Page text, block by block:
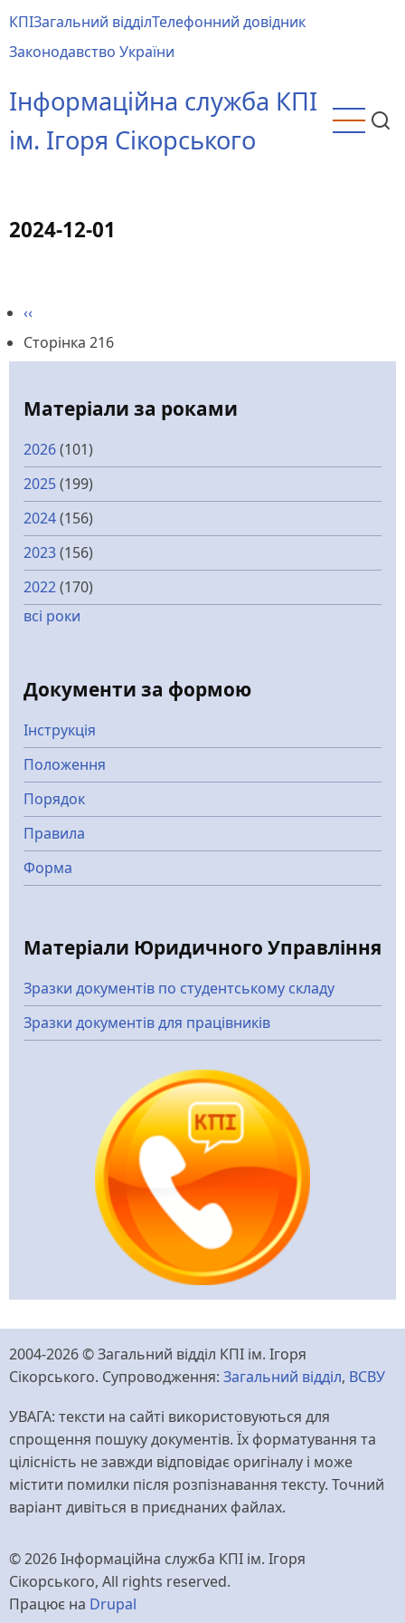
до
основного
КПІЗагальний відділТелефонний довідник
Законодавство України
Інформаційна служба КПІ
ім. Ігоря Сікорського
2024-12-01
на
Попередня
сторінка
‹‹
Сторінка 216
Матеріали за роками
2026(101)
2025(199)
2024(156)
2023(156)
2022(170)
всі роки
Документи за формою
Інструкція
Положення
Порядок
Правила
Форма
Матеріали Юридичного Управління
Зразки документів по студентському складу
Зразки документів для працівників
2004-2026 © Загальний відділ КПІ ім. Ігоря
Сікорського. Супроводження: Загальний відділ, ВСВУ
УВАГА: тексти на сайті використовуються для
спрощення пошуку документів. Їх форматування та
цілісність не завжди відповідає оригіналу і може
містити помилки після розпізнавання тексту. Точний
варіант дивіться в приєднаних файлах.
© 2026 Інформаційна служба КПІ ім. Ігоря
Сікорського, All rights reserved.
Працює на Drupal